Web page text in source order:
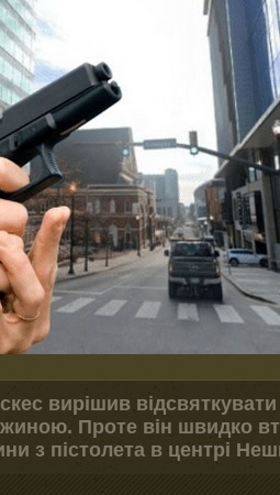
вирішив
Проте він швидко
з пістолета в центрі